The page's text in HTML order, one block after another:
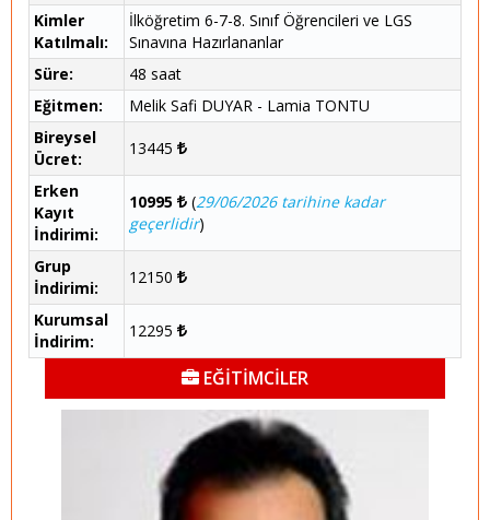
Kimler
Katılmalı:
İlköğretim 6-7-8. Sınıf Öğrencileri ve LGS
Sınavına Hazırlananlar
Süre:
48 saat
Eğitmen:
Melik Safi DUYAR - Lamia TONTU
Bireysel
Ücret:
13445
Erken
Kayıt
İndirimi:
10995 (29/06/2026 tarihine kadar
geçerlidir)
Grup
İndirimi:
12150
Kurumsal
İndirim:
12295
EĞİTİMCİLER